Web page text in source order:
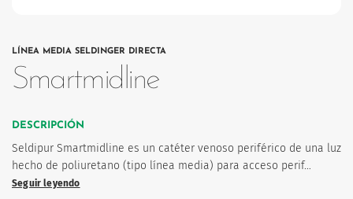
LÍNEA MEDIA SELDINGER DIRECTA
Smartmidline
DESCRIPCIÓN
Seldipur Smartmidline es un catéter venoso periférico de una luz
hecho de poliuretano (tipo línea media) para acceso perif…
Seguir leyendo